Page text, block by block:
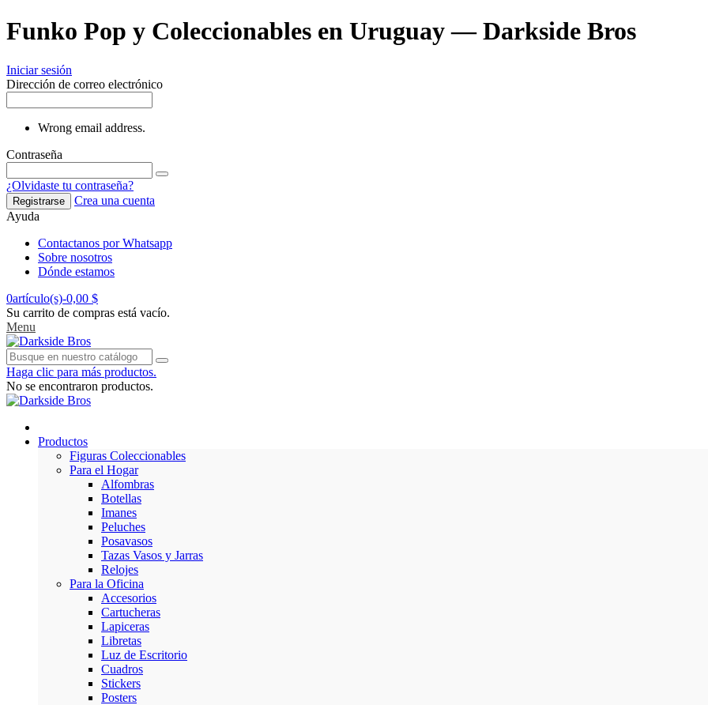
Funko Pop y Coleccionables en Uruguay — Darkside Bros
Iniciar sesión
Dirección de correo electrónico
Wrong email address.
Contraseña
¿Olvidaste tu contraseña?
Registrarse
Crea una cuenta
Ayuda
Contactanos por Whatsapp
Sobre nosotros
Dónde estamos
0artículo(s)-0,00 $
Su carrito de compras está vacío.
Menu
Haga clic para más productos.
No se encontraron productos.
Productos
Figuras Coleccionables
Para el Hogar
Alfombras
Botellas
Imanes
Peluches
Posavasos
Tazas Vasos y Jarras
Relojes
Para la Oficina
Accesorios
Cartucheras
Lapiceras
Libretas
Luz de Escritorio
Cuadros
Stickers
Posters